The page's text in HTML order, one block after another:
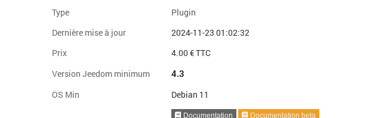
Type
Plugin
Dernière mise à jour
2024-11-23 01:02:32
Prix
4.00 € TTC
Version Jeedom minimum
4.3
OS Min Debian 11
Documentation Documentation beta